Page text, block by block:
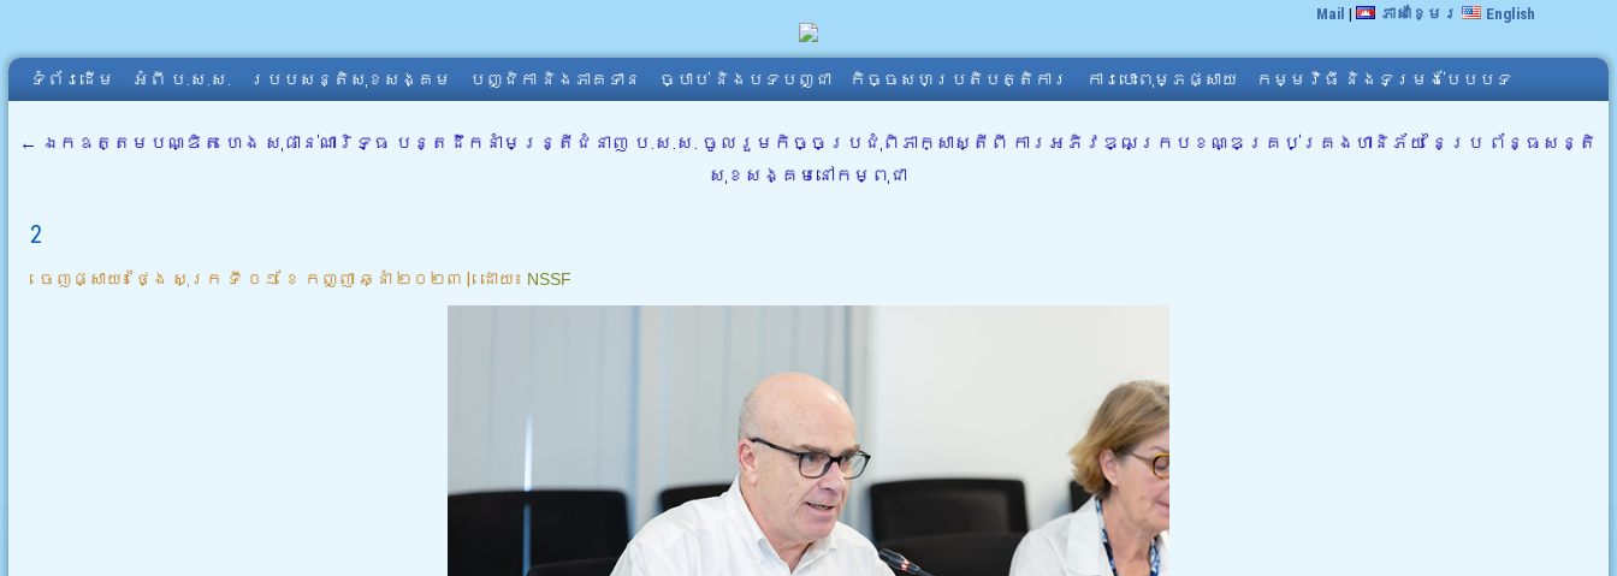
Mail | ភាសាខ្មែរ English
ទំព័រដើម អំពី​ ប.ស.ស. របបសន្តិសុខសង្គម បញ្ជិកា និងភាគទាន ច្បាប់ និងបទបញ្ជា កិច្ចសហប្រតិបត្តិការ ការបោះពុម្ភផ្សាយ កម្មវិធី និងទម្រង់បែបបទ
← ឯកឧត្តមបណ្ឌិត ហេង សុផាន់ណារិទ្ធ បន្តដឹកនាំមន្ត្រីជំនាញ ប.ស.ស. ចូលរួមកិច្ចប្រជុំពិភាក្សាស្តីពី ការអភិវឌ្ឍក្របខណ្ឌគ្រប់គ្រងហានិភ័យ នៃប្រ ព័ន្ធសន្តិ
សុខសង្គមនៅកម្ពុជា
2
ចេញផ្សាយ៖ ថ្ងៃ សុក្រ ទី ០១ ខែ កញ្ញា ឆ្នាំ ២០២៣ | ដោយ៖ NSSF